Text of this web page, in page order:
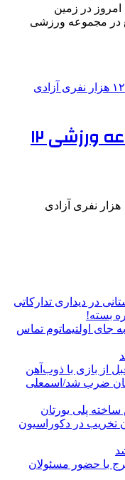
امروز در زمین
در مجموعه ورزشی
حمله هوایی به مجموعه ورزشی ۱۲
حمله هوایی به مجموعه ورزشی ۱۲ هزار نفری آزادی
در دیداری تدارکاتی
بسته!
جای اولتیماتوم تماس
از بازی با ذوب‌آهن
ضرب شد/اسمعلی
ساخته پلی یورتان
تخریب در دکوراسیون
با حضور مسئولان